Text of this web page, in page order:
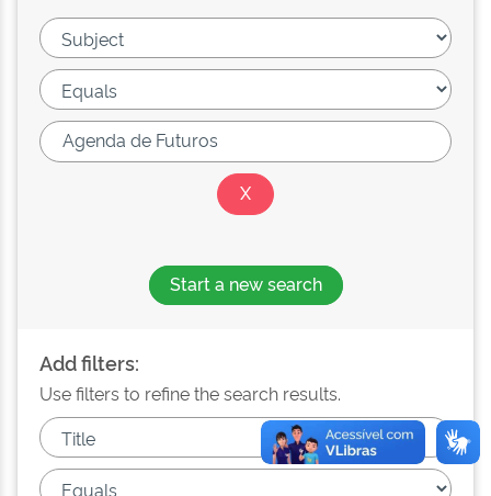
Start a new search
Add filters:
Use filters to refine the search results.